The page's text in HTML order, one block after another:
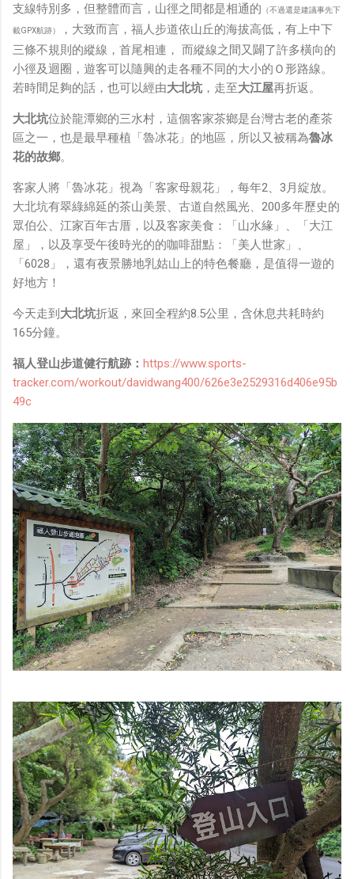
支線特別多，但整體而言，山徑之間都是相通的 （不過還是建議事先下
載GPX航跡）
，大致而言，福人步道依山丘的海拔高低，有上中下
三條不規則的縱線，首尾相連， 而縱線之間又闢了許多橫向的
小徑及迴圈，遊客可以隨興的走各種不同的大小的Ｏ形路線。
若時間足夠的話，也可以經由大北坑 ，走至大江屋再折返。
大北坑位於龍潭鄉的三水村，這個客家茶鄉是台灣古老的產茶
區之一，也是最早種植「魯冰花」的地區，所以又被稱為魯冰
花的故鄉。
客家人將「魯冰花」視為「客家母親花」，每年2、3月綻放。
大北坑有翠綠綿延的茶山美景、古道自然風光、200多年歷史的
眾伯公、江家百年古厝，以及客家美食：「山水緣」、「大江
屋」，以及享受午後時光的的咖啡甜點：「美人世家」、
「6028」，還有夜景勝地乳姑山上的特色餐廳，是值得一遊的
好地方！
今天走到 大北坑折返，來回全程約8.5公里，含休息共耗時約
165分鐘。
福人登山步道健行航跡： https://www.sports-
tracker.com/workout/davidwang400/626e3e2529316d406e95b
49c